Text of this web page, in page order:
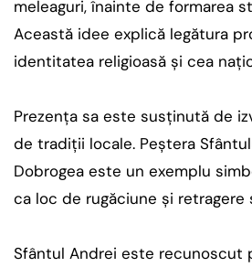
meleaguri, înainte de formarea
Această idee explică legătura
identitatea religioasă și cea
Prezența sa este susținută de
de tradiții locale. Peștera
Dobrogea este un exemplu
ca loc de rugăciune și retragere
Sfântul Andrei este recunoscut